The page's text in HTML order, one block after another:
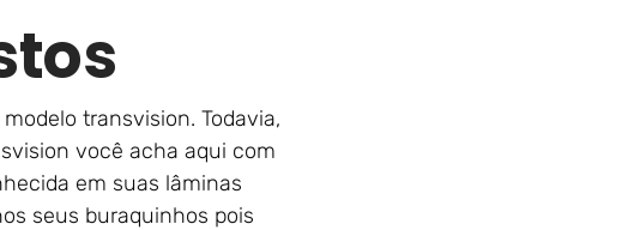
transvision. Todavia,
você acha aqui com
em suas lâminas
seus buraquinhos pois